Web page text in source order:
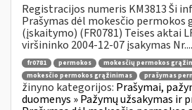
Registracijos numeris KM3813 Ši
Prašymas dėl mokesčio permokos
(įskaitymo) (FR0781) Teises aktai
viršininko 2004-12-07 įsakymas Nr....
fr0781 permokos
mokesčių permokos
mokesčio permokos grąžinimas
prašymas
žinyno kategorijos: Prašymai,
duomenys » Pažymų užsakymas ir